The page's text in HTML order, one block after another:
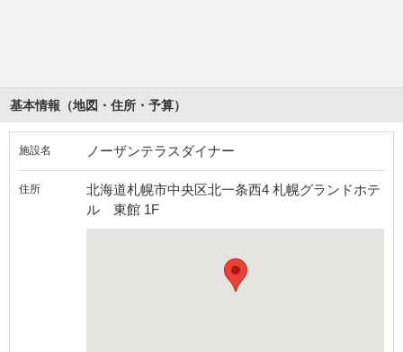
基本情報（地図・住所・予算）
施設名 ノーザンテラスダイナー
住所
北海道札幌市中央区北一条西4 札幌グランドホテ
ル 東館 1F